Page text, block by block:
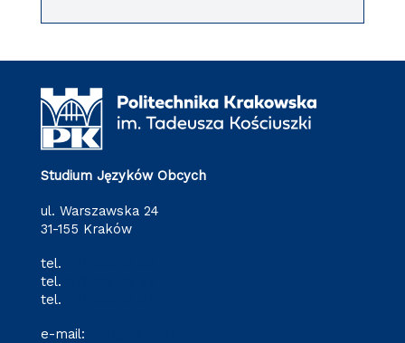
Studium Języków Obcych
ul. Warszawska 24
31-155 Kraków
tel.
tel.
tel.
e-mail: